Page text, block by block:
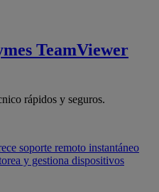
TeamViewer
rápidos y seguros.
soporte remoto instantáneo
y gestiona dispositivos